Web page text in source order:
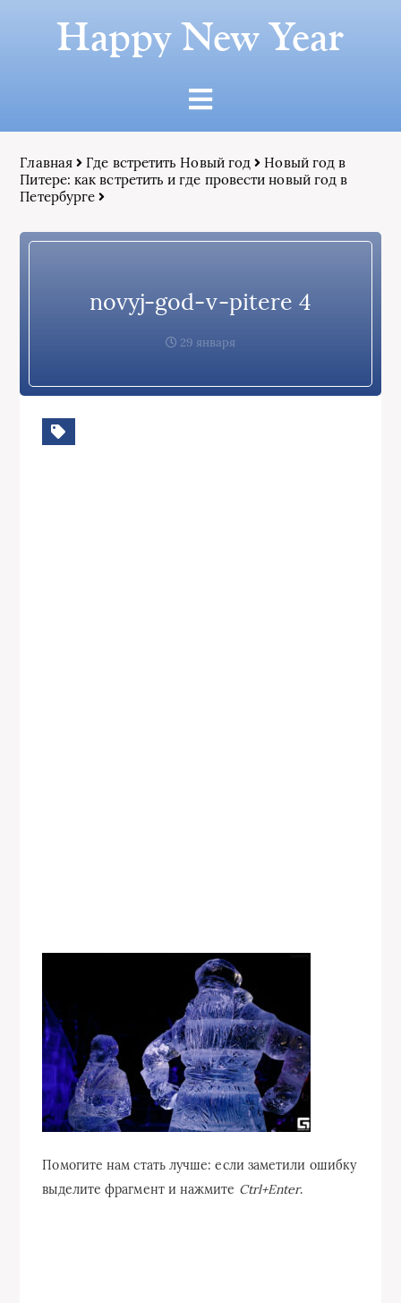
Happy New Year
Главная Где встретить Новый год
Новый год в
Питере: как встретить и где провести новый год в
Петербурге
novyj-god-v-pitere 4
29 января
Помогите нам стать лучше: если заметили ошибку
выделите фрагмент и нажмите Ctrl+Enter.